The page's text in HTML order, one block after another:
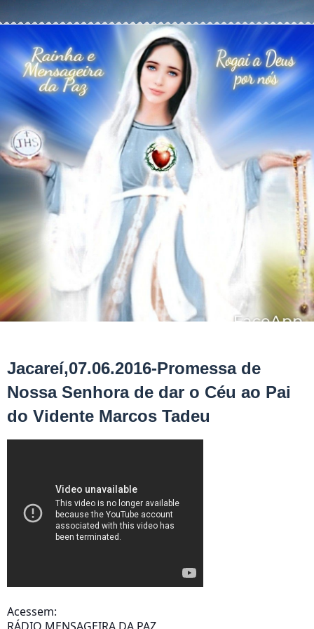
Jacareí,07.06.2016-Promessa de
Nossa Senhora de dar o Céu ao Pai
do Vidente Marcos Tadeu
Acessem: